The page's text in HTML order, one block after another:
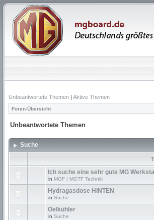
Unbeantwortete Themen | Aktive Themen
Foren-Übersicht
Unbeantwortete Themen
Suche
Ich suche eine sehr gute MG
in MGF | MGTF Technik
Hydragasdose HINTEN
in Suche
Oelkühler
in Suche